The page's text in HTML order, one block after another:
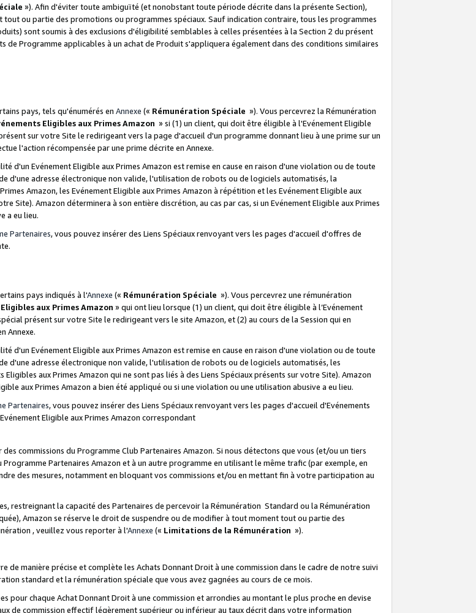
»). Afin d'éviter toute ambiguïté (et nonobstant toute période décrite dans la présente Section),
ou partie des promotions ou programmes spéciaux. Sauf indication contraire, tous les programmes
sont soumis à des exclusions d'éligibilité semblables à celles présentées à la Section 2 du présent
de Programme applicables à un achat de Produit s'appliquera également dans des conditions similaires
pays, tels qu'énumérés en Annexe (« Rémunération Spéciale »). Vous percevrez la Rémunération
Eligibles aux Primes Amazon » si (1) un client, qui doit être éligible à l'Evénement Eligible
sur votre Site le redirigeant vers la page d'accueil d'un programme donnant lieu à une prime sur un
l'action récompensée par une prime décrite en Annexe.
d'un Evénement Eligible aux Primes Amazon est remise en cause en raison d'une violation ou de toute
d'une adresse électronique non valide, l'utilisation de robots ou de logiciels automatisés, la
Amazon, les Evénement Eligible aux Primes Amazon à répétition et les Evénement Eligible aux
Site). Amazon déterminera à son entière discrétion, au cas par cas, si un Evénement Eligible aux Primes
a eu lieu.
Partenaires, vous pouvez insérer des Liens Spéciaux renvoyant vers les pages d'accueil d'offres de
pays indiqués à l'Annexe (« Rémunération Spéciale »). Vous percevrez une rémunération
aux Primes Amazon » qui ont lieu lorsque (1) un client, qui doit être éligible à l’Evénement
présent sur votre Site le redirigeant vers le site Amazon, et (2) au cours de la Session qui en
Annexe.
d'un Evénement Eligible aux Primes Amazon est remise en cause en raison d'une violation ou de toute
d'une adresse électronique non valide, l'utilisation de robots ou de logiciels automatisés, les
aux Primes Amazon qui ne sont pas liés à des Liens Spéciaux présents sur votre Site). Amazon
aux Primes Amazon a bien été appliqué ou si une violation ou une utilisation abusive a eu lieu.
Partenaires, vous pouvez insérer des Liens Spéciaux renvoyant vers les pages d'accueil d'Evénements
Eligible aux Primes Amazon correspondant
commissions du Programme Club Partenaires Amazon. Si nous détectons que vous (et/ou un tiers
Partenaires Amazon et à un autre programme en utilisant le même trafic (par exemple, en
des mesures, notamment en bloquant vos commissions et/ou en mettant fin à votre participation au
restreignant la capacité des Partenaires de percevoir la Rémunération Standard ou la Rémunération
Amazon se réserve le droit de suspendre ou de modifier à tout moment tout ou partie des
, veuillez vous reporter à l'Annexe (« Limitations de la Rémunération »).
manière précise et complète les Achats Donnant Droit à une commission dans le cadre de notre suivi
standard et la rémunération spéciale que vous avez gagnées au cours de ce mois.
pour chaque Achat Donnant Droit à une commission et arrondies au montant le plus proche en devise
de commission effectif légèrement supérieur ou inférieur au taux décrit dans votre information